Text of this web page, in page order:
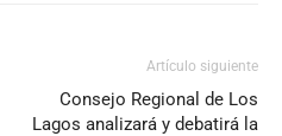
Artículo siguiente
Consejo Regional de Los
Lagos analizará y debatirá la